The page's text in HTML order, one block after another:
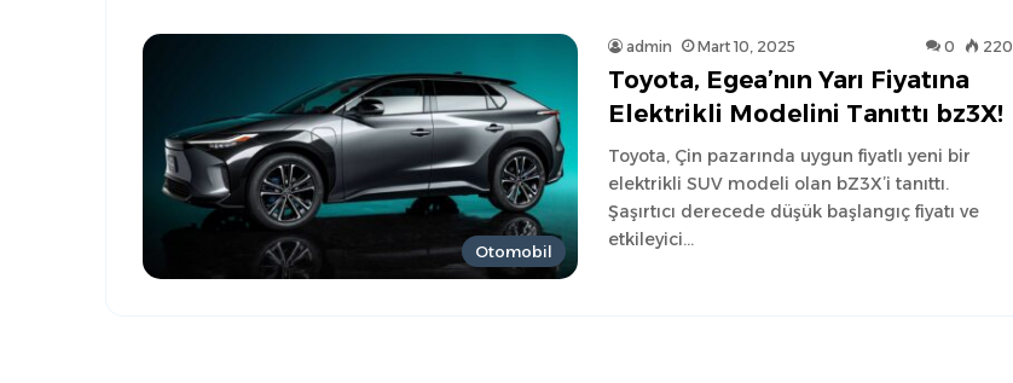
Otomobil
admin Mart 10, 2025 0 220
Toyota, Egea’nın Yarı Fiyatına
Elektrikli Modelini Tanıttı bz3X!
Toyota, Çin pazarında uygun fiyatlı yeni bir
elektrikli SUV modeli olan bZ3X’i tanıttı.
Şaşırtıcı derecede düşük başlangıç fiyatı ve
etkileyici…